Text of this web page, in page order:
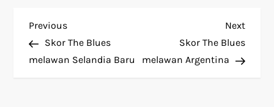
P
o
Previous
Post
Previous
Skor The Blues
melawan Selandia Baru
Next
Post
Next
Skor The Blues
melawan Argentina